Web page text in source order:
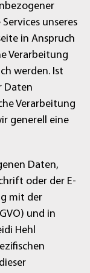
unseres
in Anspruch
Verarbeitung
werden. Ist
Daten
Verarbeitung
generell eine
Daten,
oder der E-
mit der
und in
Hehl